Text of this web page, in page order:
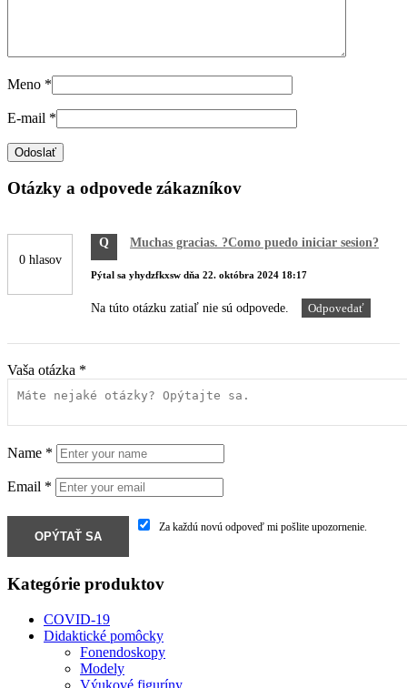
Meno *
E-mail *
Otázky a odpovede zákazníkov
0 hlasov
Q Muchas gracias. ?Como puedo iniciar sesion?
Pýtal sa yhydzfkxsw dňa 22. októbra 2024 18:17
Na túto otázku zatiaľ nie sú odpovede. Odpovedať
Vaša otázka *
Name *
Email *
Za každú novú odpoveď mi pošlite upozornenie.
Kategórie produktov
COVID-19
Didaktické pomôcky
Fonendoskopy
Modely
Výukové figuríny